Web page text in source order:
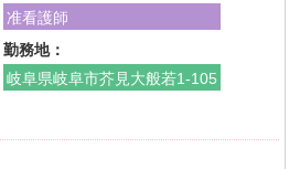
准看護師
勤務地：
岐阜県岐阜市芥見大般若1-105